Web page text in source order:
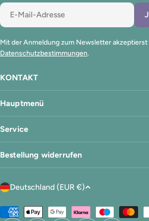
KONTAKT
Hauptmenü
Service
E-
Mail
Mit der Anmeldung zum Newsletter akzeptierst
Datenschutzbestimmungen.
Bestellung widerrufen
L
n
Deutschland (EUR €)
Zahlungsmethoden